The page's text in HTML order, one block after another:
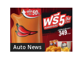
Auto News